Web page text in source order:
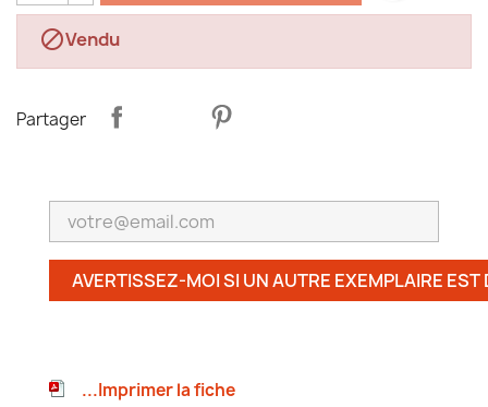
Vendu
Partager
AVERTISSEZ-MOI SI UN AUTRE EXEMPLAIRE EST
...Imprimer la fiche